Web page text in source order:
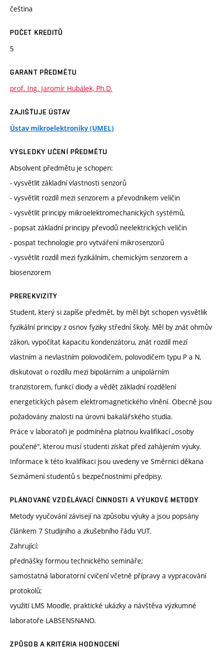
čeština
POČET KREDITŮ
5
GARANT PŘEDMĚTU
prof. Ing. Jaromír Hubálek, Ph.D.
ZAJIŠŤUJE ÚSTAV
Ústav mikroelektroniky (UMEL)
VÝSLEDKY UČENÍ PŘEDMĚTU
Absolvent předmětu je schopen:
- vysvětlit základní vlastnosti senzorů
- vysvětlit rozdíl mezi senzorem a převodníkem veličin
- vysvětlit principy mikroelektromechanických systémů,
- popsat základní principy převodů neelektrických veličin
- pospat technologie pro vytváření mikrosenzorů
- vysvětlit rozdíl mezi fyzikálním, chemickým senzorem a
biosenzorem
PREREKVIZITY
Student, který si zapíše předmět, by měl být schopen vysvětlik
fyzikální principy z osnov fyziky střední školy. Měl by znát ohmův
zákon, vypočítat kapacitu kondenzátoru, znát rozdíl mezí
vlastním a nevlastním polovodičem, polovodičem typu P a N,
diskutovat o rozdílu mezi bipolárním a unipolárním
tranzistorem, funkcí diody a vědět základní rozdělení
energetických pásem elektromagnetického vlnění. Obecně jsou
požadovány znalosti na úrovni bakalářského studia.
Práce v laboratoři je podmíněna platnou kvalifikací „osoby
poučené“, kterou musí studenti získat před zahájením výuky.
Informace k této kvalifikaci jsou uvedeny ve Směrnici děkana
Seznámení studentů s bezpečnostními předpisy.
PLÁNOVANÉ VZDĚLÁVACÍ ČINNOSTI A VÝUKOVÉ METODY
Metody vyučování závisejí na způsobu výuky a jsou popsány
článkem 7 Studijního a zkušebního řádu VUT.
Zahrující:
přednášky formou technického semináře;
samostatná laboratorní cvičení včetně přípravy a vypracování
protokolů;
využití LMS Moodle, praktické ukázky a návštěva výzkumné
laboratoře LABSENSNANO.
ZPŮSOB A KRITÉRIA HODNOCENÍ